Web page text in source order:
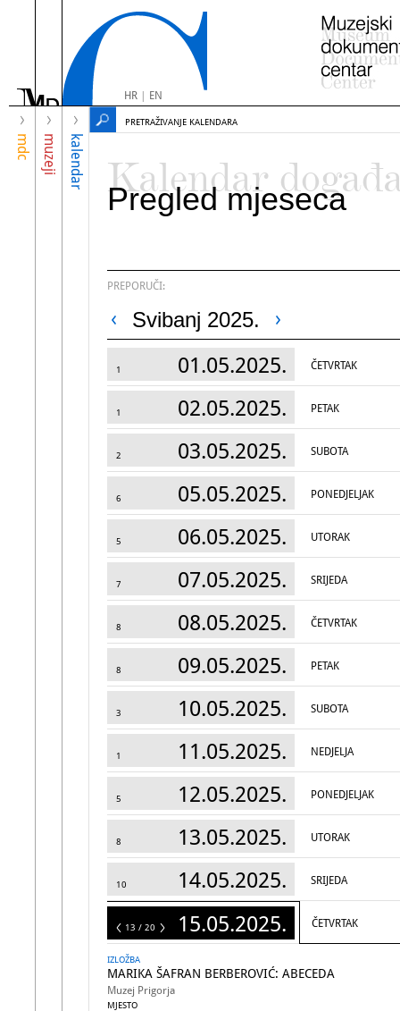
HR| EN
mdc muzeji kalendar
PRETRAŽIVANJE KALENDARA
Kalendar
Pregled mjeseca
PREPORUČI:
Svibanj 2025.
1 01.05.2025. ČETVRTAK
1 02.05.2025. PETAK
2 03.05.2025. SUBOTA
6 05.05.2025. PONEDJELJAK
5 06.05.2025. UTORAK
7 07.05.2025. SRIJEDA
8 08.05.2025. ČETVRTAK
8 09.05.2025. PETAK
3 10.05.2025. SUBOTA
1 11.05.2025. NEDJELJA
5 12.05.2025. PONEDJELJAK
8 13.05.2025. UTORAK
10 14.05.2025. SRIJEDA
20 15.05.2025. ČETVRTAK
13 / 20
IZLOŽBA
MARIKA ŠAFRAN BERBEROVIĆ: ABECEDA
Muzej Prigorja
MJESTO